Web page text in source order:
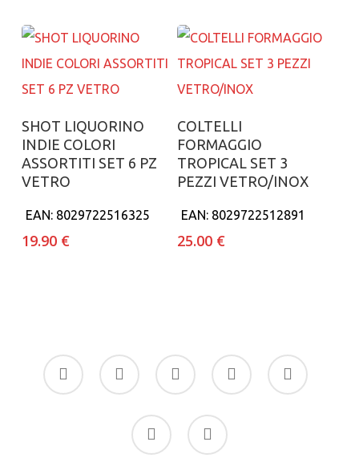
Aggiungi al carrello
SHOT LIQUORINO
INDIE COLORI
ASSORTITI SET 6 PZ
VETRO
EAN: 8029722516325
19.90 €
Aggiungi al carrello
COLTELLI
FORMAGGIO
TROPICAL SET 3
PEZZI VETRO/INOX
EAN: 8029722512891
25.00 €
facebook
google-
plus
instagram whatsapp tiktok
phone email